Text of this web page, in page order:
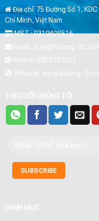
Địa chỉ: 75 Đường Số 1, KDC
Chí Minh, Việt Nam
MST : 0319408516
Email : son@tudong-
Hotline: 0909393031
Website: www.tudong-
THEO DÕI CHÚNG TÔI
DANH MỤC